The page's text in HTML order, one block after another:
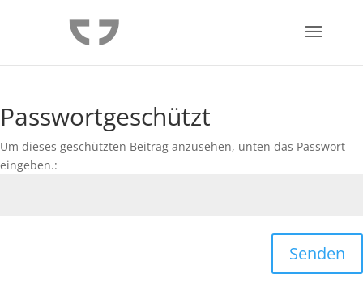
Passwortgeschützt
Um dieses geschützten Beitrag anzusehen, unten das Passwort
eingeben.:
Senden